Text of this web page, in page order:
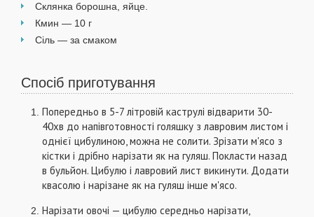
Склянка борошна, яйце.
Кмин — 10 г
Сіль — за смаком
Спосіб приготування
Попередньо в 5-7 літровій каструлі відварити 30-
40хв до напівготовності голяшку з лавровим листом і
однієї цибулиною, можна не солити. Зрізати м'ясо з
кістки і дрібно нарізати як на гуляш. Покласти назад
в бульйон. Цибулю і лавровий лист викинути. Додати
квасолю і нарізане як на гуляш інше м'ясо.
Нарізати овочі — цибулю середньо нарізати,